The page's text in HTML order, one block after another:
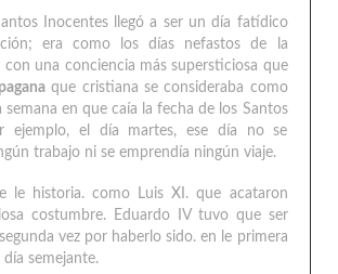
Inocentes llegó a ser un día fatídico
era como los días nefastos de la
con una conciencia más supersticiosa que
pagana que cristiana se consideraba como
semana en que caía la fecha de los Santos
ejemplo, el día martes, ese día no se
trabajo ni se emprendía ningún viaje.
le historia. como Luis XI. que acataron
costumbre. Eduardo IV tuvo que ser
vez por haberlo sido. en le primera
semejante.